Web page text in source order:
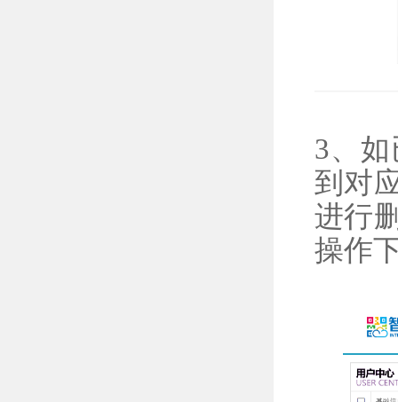
3、
到对
进行
操作